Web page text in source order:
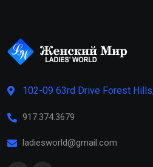
102-09 63rd Drive Forest
917.374.3679
ladiesworld@gmail.com